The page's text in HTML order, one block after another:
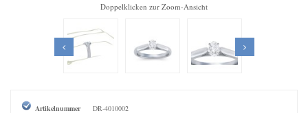
Doppelklicken zur Zoom-Ansicht
Artikelnummer DR-4010002